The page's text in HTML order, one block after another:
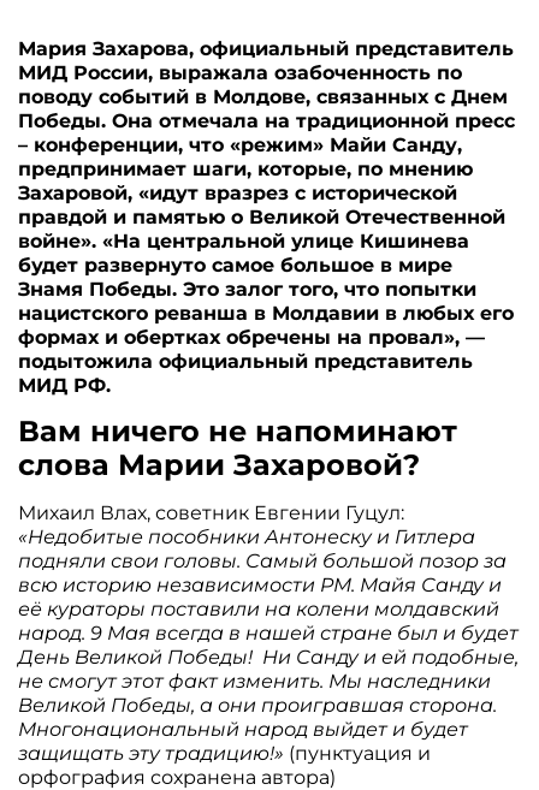
Мария Захарова, официальный представитель
МИД России, выражала озабоченность по
поводу событий в Молдове, связанных с Днем
Победы. Она отмечала на традиционной пресс
– конференции, что «режим» Майи Санду,
предпринимает шаги, которые, по мнению
Захаровой, «идут вразрез с исторической
правдой и памятью о Великой Отечественной
войне». «На центральной улице Кишинева
будет развернуто самое большое в мире
Знамя Победы. Это залог того, что попытки
нацистского реванша в Молдавии в любых его
формах и обертках обречены на провал», —
подытожила официальный представитель
МИД РФ.
Вам ничего не напоминают
слова Марии Захаровой?
Михаил Влах, советник Евгении Гуцул:
«Недобитые пособники Антонеску и Гитлера
подняли свои головы. Самый большой позор за
всю историю независимости РМ. Майя Санду и
её кураторы поставили на колени молдавский
народ. 9 Мая всегда в нашей стране был и будет
День Великой Победы! Ни Санду и ей подобные,
не смогут этот факт изменить. Мы наследники
Великой Победы, а они проигравшая сторона.
Многонациональный народ выйдет и будет
защищать эту традицию!» (пунктуация и
орфография сохранена автора)